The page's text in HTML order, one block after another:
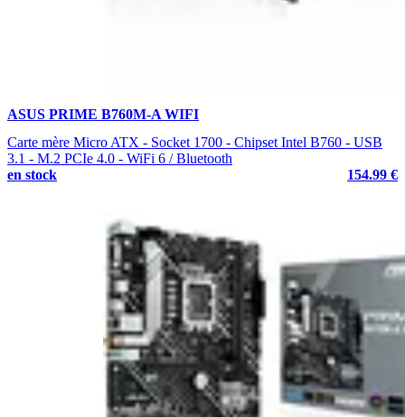
ASUS PRIME B760M-A WIFI
Carte mère Micro ATX - Socket 1700 - Chipset Intel B760 - USB
3.1 - M.2 PCIe 4.0 - WiFi 6 / Bluetooth
en stock
154.99 €